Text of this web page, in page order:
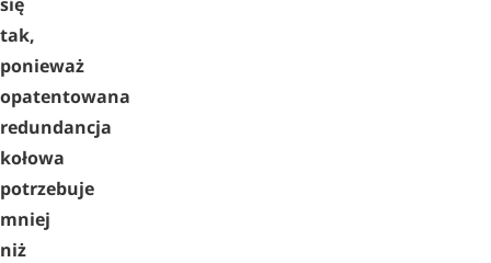
tak,
ponieważ
opatentowana
redundancja
kołowa
potrzebuje
mniej
niż